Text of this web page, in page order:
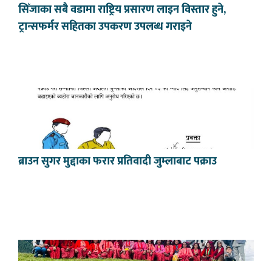
सिँजाका सबै वडामा राष्ट्रिय प्रसारण लाइन विस्तार हुने,
ट्रान्सफर्मर सहितका उपकरण उपलब्ध गराइने
ब्राउन सुगर मुद्दाका फरार प्रतिवादी जुम्लाबाट पक्राउ